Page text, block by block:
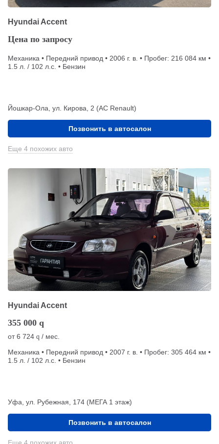
Hyundai Accent
Цена по запросу
Механика • Передний привод • 2006 г. в. • Пробег: 216 084 км •
1.5 л. / 102 л.с. • Бензин
Йошкар-Ола, ул. Кирова, 2 (АС Renault)
Позвонить в автосалон
Еще 4 похожих авто
Hyundai Accent
355 000 q
от6 724 q / мес.
Механика • Передний привод • 2007 г. в. • Пробег: 305 464 км •
1.5 л. / 102 л.с. • Бензин
Уфа, ул. Рубежная, 174 (МЕГА 1 этаж)
Позвонить в автосалон
Еще 4 похожих авто